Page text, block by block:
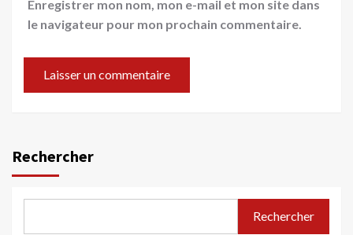
Enregistrer mon nom, mon e-mail et mon site dans
le navigateur pour mon prochain commentaire.
Rechercher
Rechercher